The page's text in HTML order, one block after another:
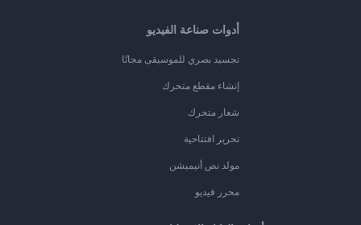
أدوات صناعة الفيديو
تجسيد بصري للموسيقى مجانًا
إنشاء مقطع متحرك
شعار متحرك
تحرير افتتاحية
مولد نص أنيميشن
محرر فيديو